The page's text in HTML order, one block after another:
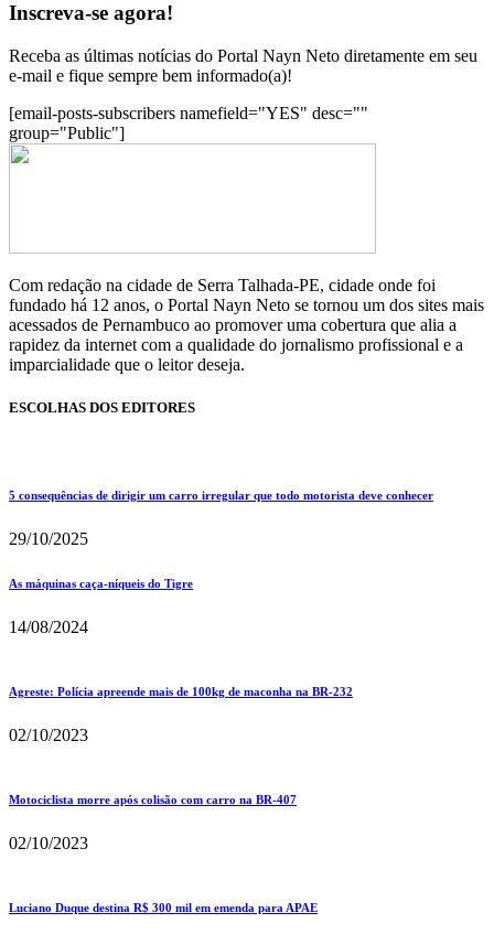
Inscreva-se agora!
Receba as últimas notícias do Portal Nayn Neto diretamente em seu
e-mail e fique sempre bem informado(a)!
[email-posts-subscribers namefield="YES" desc=""
group="Public"]
Com redação na cidade de Serra Talhada-PE, cidade onde foi
fundado há 12 anos, o Portal Nayn Neto se tornou um dos sites mais
acessados de Pernambuco ao promover uma cobertura que alia a
rapidez da internet com a qualidade do jornalismo profissional e a
imparcialidade que o leitor deseja.
ESCOLHAS DOS EDITORES
5 consequências de dirigir um carro irregular que todo motorista deve conhecer
29/10/2025
As máquinas caça-níqueis do Tigre
14/08/2024
Agreste: Polícia apreende mais de 100kg de maconha na BR-232
02/10/2023
Motociclista morre após colisão com carro na BR-407
02/10/2023
Luciano Duque destina R$ 300 mil em emenda para APAE